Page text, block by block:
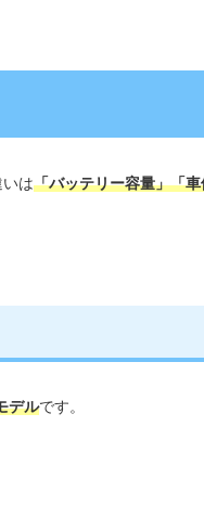
は「バッテリー容量」「
デルです。